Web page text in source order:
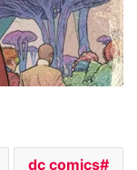
dc comics